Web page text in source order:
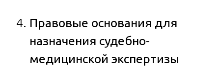
Правовые основания для
назначения судебно-
медицинской экспертизы